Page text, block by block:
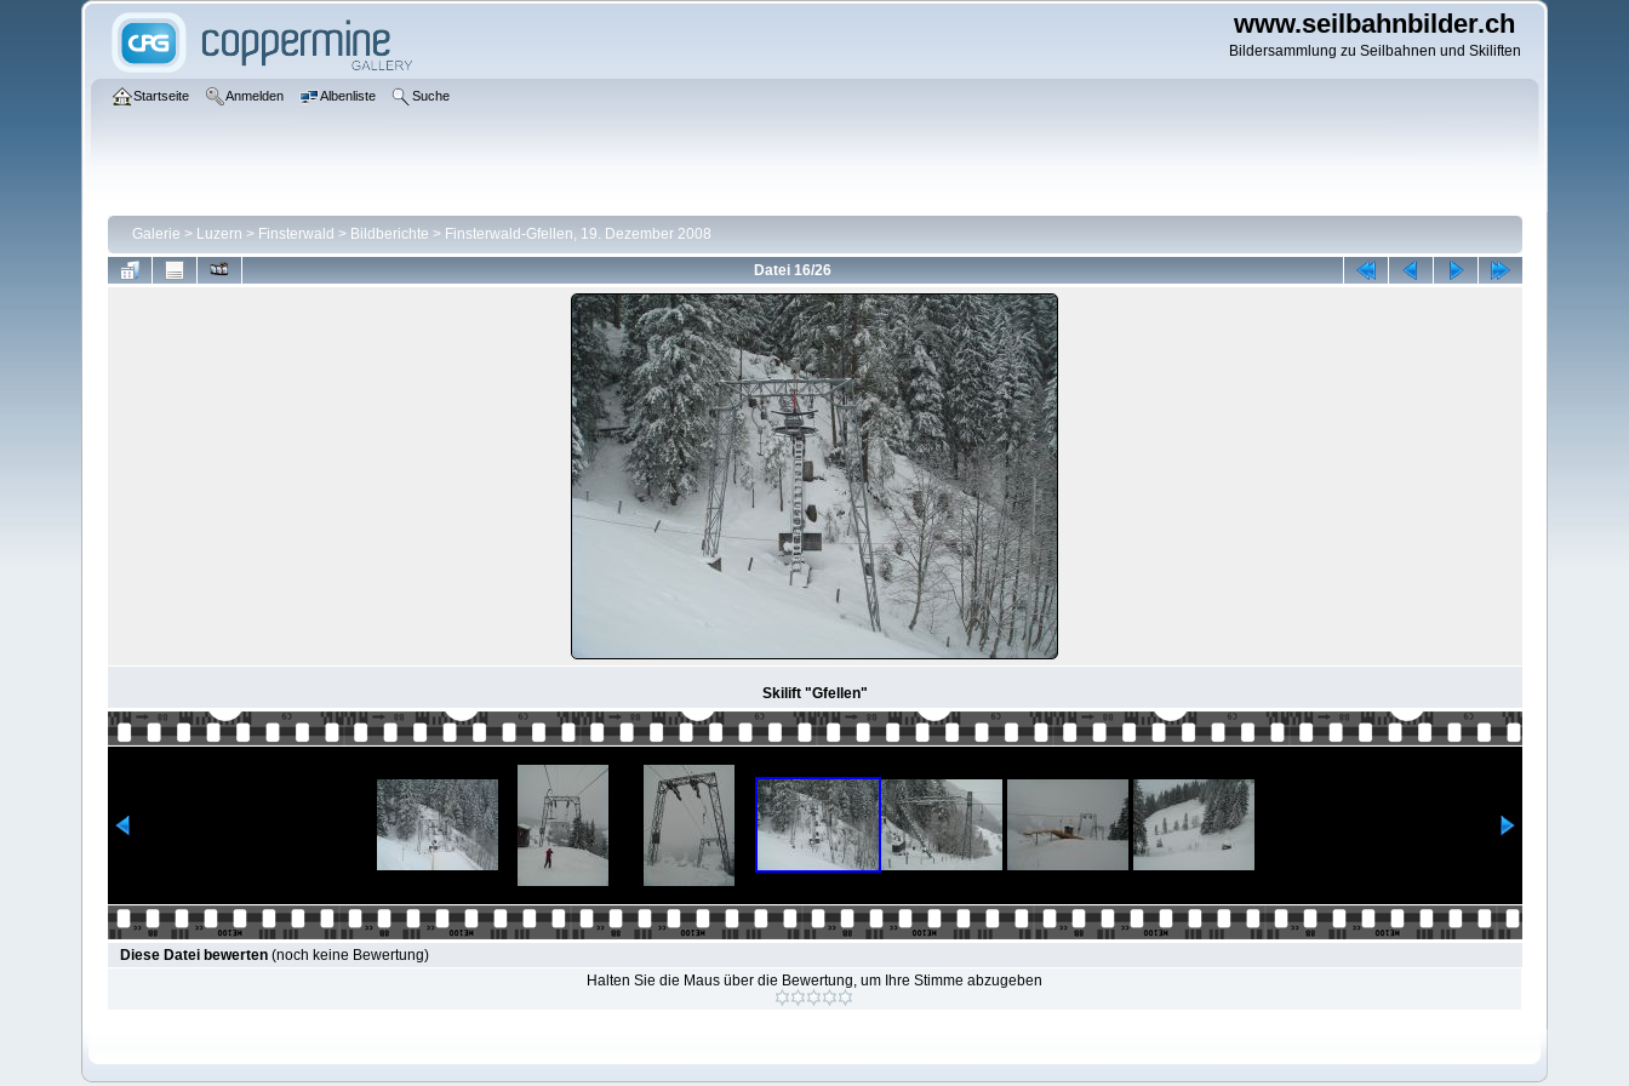
www.seilbahnbilder.ch
Bildersammlung zu Seilbahnen und Skiliften
Startseite Anmelden Albenliste Suche
Galerie > Luzern > Finsterwald > Bildberichte > Finsterwald-Gfellen, 19. Dezember 2008
Datei 16/26
Skilift "Gfellen"
Diese Datei bewerten(noch keine Bewertung)
Halten Sie die Maus über die Bewertung, um Ihre Stimme abzugeben